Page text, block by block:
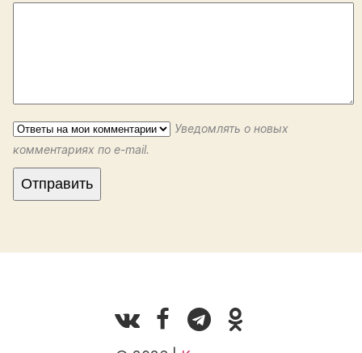
Уведомлять о новых
комментариях по e-mail.